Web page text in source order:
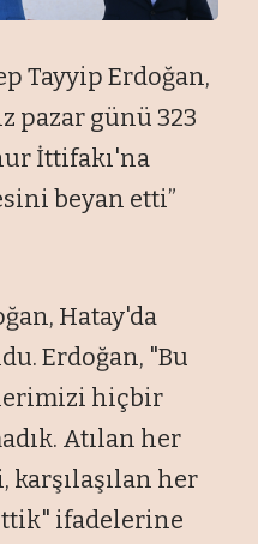
Tayyip Erdoğan,
pazar günü 323
İttifakı'na
beyan etti”
Hatay'da
Erdoğan, "Bu
hiçbir
Atılan her
karşılaşılan her
ifadelerine